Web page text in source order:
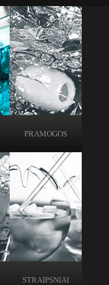
PRAMOGOS
STRAIPSNIAI